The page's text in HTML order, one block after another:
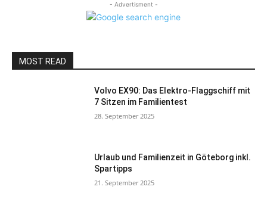
- Advertisment -
MOST READ
Volvo EX90: Das Elektro-Flaggschiff mit
7 Sitzen im Familientest
28. September 2025
Urlaub und Familienzeit in Göteborg inkl.
Spartipps
21. September 2025